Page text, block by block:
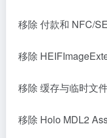
移除 付款和 NFC/
移除
移除 缓存与临时文
移除 Holo MDL2